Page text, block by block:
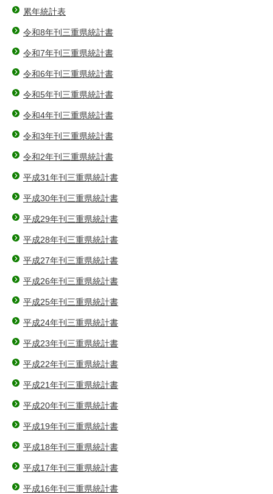
累年統計表
令和8年刊三重県統計書
令和7年刊三重県統計書
令和6年刊三重県統計書
令和5年刊三重県統計書
令和4年刊三重県統計書
令和3年刊三重県統計書
令和2年刊三重県統計書
平成31年刊三重県統計書
平成30年刊三重県統計書
平成29年刊三重県統計書
平成28年刊三重県統計書
平成27年刊三重県統計書
平成26年刊三重県統計書
平成25年刊三重県統計書
平成24年刊三重県統計書
平成23年刊三重県統計書
平成22年刊三重県統計書
平成21年刊三重県統計書
平成20年刊三重県統計書
平成19年刊三重県統計書
平成18年刊三重県統計書
平成17年刊三重県統計書
平成16年刊三重県統計書